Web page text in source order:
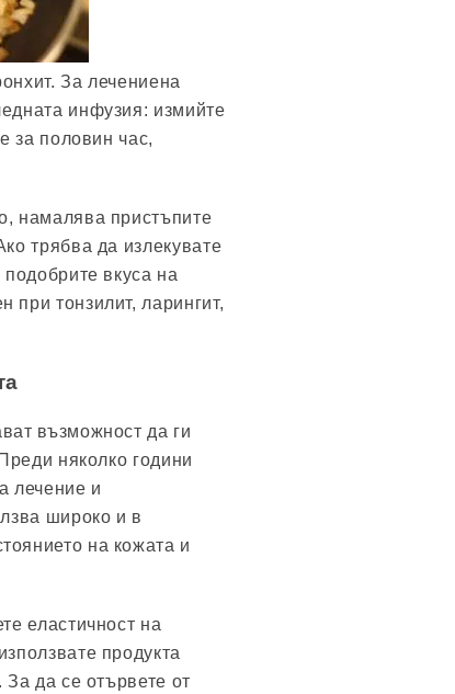
За лечениена
инфузия: измийте
за половин час,
намалява пристъпите
трябва да излекувате
вкуса на
при тонзилит, ларингит,
възможност да ги
няколко години
лечение и
широко и в
на кожата и
еластичност на
продукта
да се отървете от